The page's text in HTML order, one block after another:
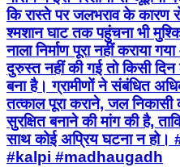
कि रास्ते पर जलभराव के कारण
श्मशान घाट तक पहुंचना भी
नाला निर्माण पूरा नहीं कराया
दुरुस्त नहीं की गई तो किसी दिन
बना है। ग्रामीणों ने संबंधित
तत्काल पूरा कराने, जल
सुरक्षित बनाने की मांग की है,
साथ कोई अप्रिय घटना न
#kalpi #madhaugadh